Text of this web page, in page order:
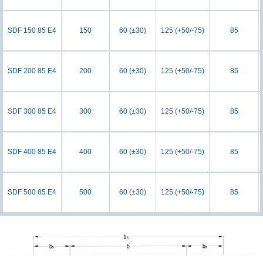
SDF 150 85 E4 150 60 (±30) 125 (+50/-75) 85
SDF 200 85 E4 200 60 (±30) 125 (+50/-75) 85
SDF 300 85 E4 300 60 (±30) 125 (+50/-75) 85
SDF 400 85 E4 400 60 (±30) 125 (+50/-75) 85
SDF 500 85 E4 500 60 (±30) 125 (+50/-75) 85